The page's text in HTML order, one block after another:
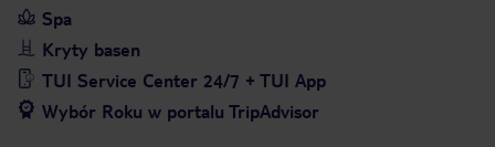
Spa
Kryty basen
TUI Service Center 24/7 + TUI App
Wybór Roku w portalu TripAdvisor